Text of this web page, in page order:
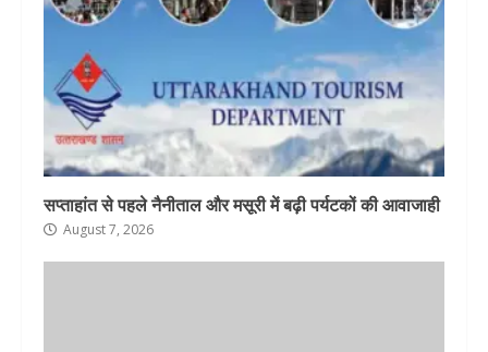
सप्ताहांत से पहले नैनीताल और मसूरी में बढ़ी पर्यटकों की आवाजाही
August 7, 2026